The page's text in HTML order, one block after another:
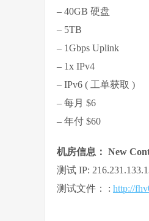
– 40GB 硬盘
– 5TB
– 1Gbps Uplink
– 1x IPv4
– IPv6 ( 工单获取 )
– 每月 $6
– 年付 $60
机房信息： New
测试 IP:
测试文件： : http://